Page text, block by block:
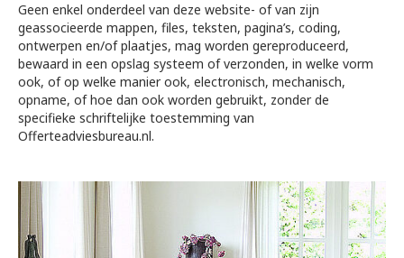
Geen enkel onderdeel van deze website- of van zijn
geassocieerde mappen, files, teksten, pagina’s, coding,
ontwerpen en/of plaatjes, mag worden gereproduceerd,
bewaard in een opslag systeem of verzonden, in welke vorm
ook, of op welke manier ook, electronisch, mechanisch,
opname, of hoe dan ook worden gebruikt, zonder de
specifieke schriftelijke toestemming van
Offerteadviesbureau.nl.